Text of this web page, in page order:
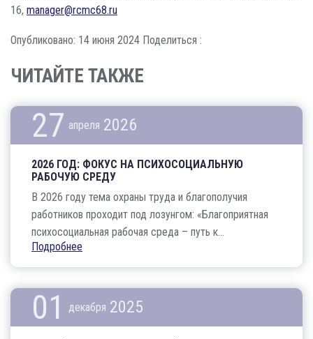
16, manager@rcmc68.ru
Опубликовано: 14 июня 2024 Поделиться :
ЧИТАЙТЕ ТАКЖЕ
27 апреля 2026
2026 ГОД: ФОКУС НА ПСИХОСОЦИАЛЬНУЮ
РАБОЧУЮ СРЕДУ
В 2026 году тема охраны труда и благополучия
работников проходит под лозунгом: «Благоприятная
психосоциальная рабочая среда – путь к...
Подробнее
01 декабря 2025